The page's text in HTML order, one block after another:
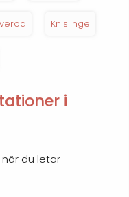
Knislinge
i
du letar